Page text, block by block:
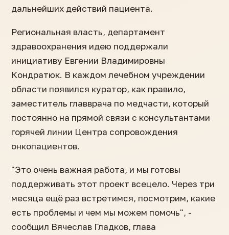
дальнейших действий пациента.
Региональная власть, департамент
здравоохранения идею поддержали
инициативу Евгении Владимировны
Кондратюк. В каждом лечебном учреждении
области появился куратор, как правило,
заместитель главврача по медчасти, который
постоянно на прямой связи с консультантами
горячей линии Центра сопровождения
онкопациентов.
"Это очень важная работа, и мы готовы
поддерживать этот проект всецело. Через три
месяца ещё раз встретимся, посмотрим, какие
есть проблемы и чем мы можем помочь", -
сообщил Вячеслав Гладков, глава